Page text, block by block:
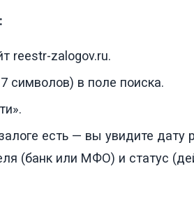
reestr-zalogov.ru.
символов) в поле поиска.
есть — вы увидите дату
(банк или МФО) и статус